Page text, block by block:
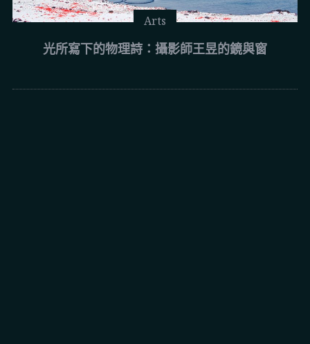
Arts
光所寫下的物理詩：攝影師王昱的鏡與窗